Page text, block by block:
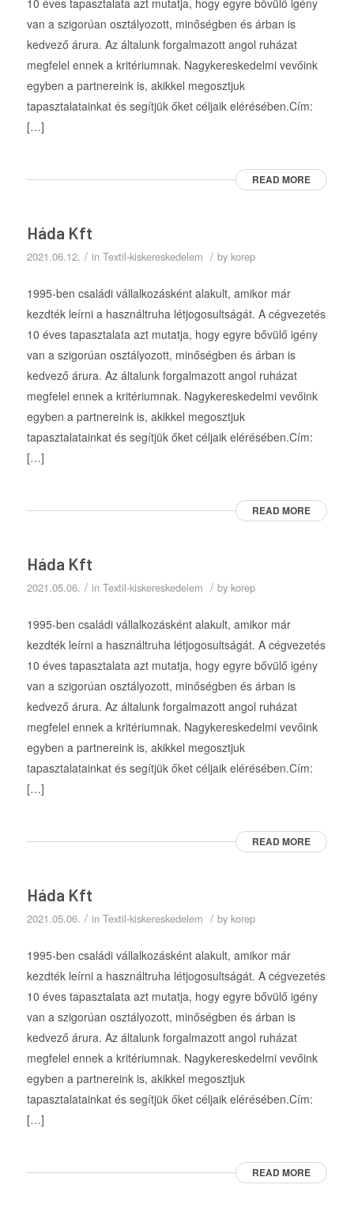
10 éves tapasztalata azt mutatja, hogy egyre bővülő igény
van a szigorúan osztályozott, minőségben és árban is
kedvező árura. Az általunk forgalmazott angol ruházat
megfelel ennek a kritériumnak. Nagykereskedelmi vevőink
egyben a partnereink is, akikkel megosztjuk
tapasztalatainkat és segítjük őket céljaik elérésében.Cím:
[…]
READ MORE
Háda Kft
2021.06.12. / in Textil-kiskereskedelem / by korep
1995-ben családi vállalkozásként alakult, amikor már
kezdték leírni a használtruha létjogosultságát. A cégvezetés
10 éves tapasztalata azt mutatja, hogy egyre bővülő igény
van a szigorúan osztályozott, minőségben és árban is
kedvező árura. Az általunk forgalmazott angol ruházat
megfelel ennek a kritériumnak. Nagykereskedelmi vevőink
egyben a partnereink is, akikkel megosztjuk
tapasztalatainkat és segítjük őket céljaik elérésében.Cím:
[…]
READ MORE
Háda Kft
2021.05.06. / in Textil-kiskereskedelem / by korep
1995-ben családi vállalkozásként alakult, amikor már
kezdték leírni a használtruha létjogosultságát. A cégvezetés
10 éves tapasztalata azt mutatja, hogy egyre bővülő igény
van a szigorúan osztályozott, minőségben és árban is
kedvező árura. Az általunk forgalmazott angol ruházat
megfelel ennek a kritériumnak. Nagykereskedelmi vevőink
egyben a partnereink is, akikkel megosztjuk
tapasztalatainkat és segítjük őket céljaik elérésében.Cím:
[…]
READ MORE
Háda Kft
2021.05.06. / in Textil-kiskereskedelem / by korep
1995-ben családi vállalkozásként alakult, amikor már
kezdték leírni a használtruha létjogosultságát. A cégvezetés
10 éves tapasztalata azt mutatja, hogy egyre bővülő igény
van a szigorúan osztályozott, minőségben és árban is
kedvező árura. Az általunk forgalmazott angol ruházat
megfelel ennek a kritériumnak. Nagykereskedelmi vevőink
egyben a partnereink is, akikkel megosztjuk
tapasztalatainkat és segítjük őket céljaik elérésében.Cím:
[…]
READ MORE